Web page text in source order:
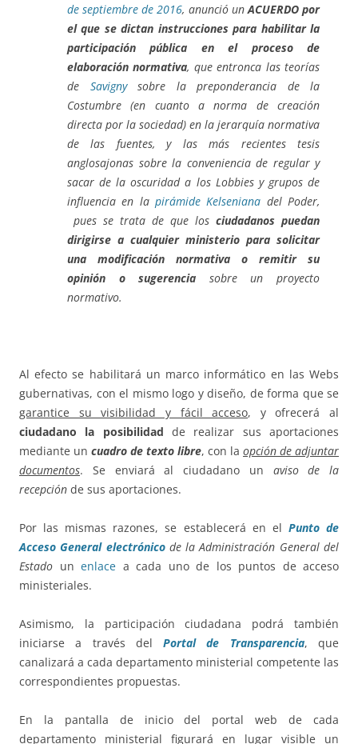
de septiembre de 2016, anunció unACUERDO por
el que se dictan instrucciones para habilitar la
participación pública en el proceso de
elaboración normativa, que entronca las teorías
de Savignysobre la preponderancia de la
Costumbre (en cuanto a norma de creación
directa por la sociedad) en la jerarquía normativa
de las fuentes, y las más recientes tesis
anglosajonas sobre la conveniencia de regular y
sacar de la oscuridad a los Lobbies y grupos de
influencia en la pirámide Kelseniana del Poder,
pues se trata de que los ciudadanos puedan
dirigirse a cualquier ministerio para solicitar
una modificación normativa o remitir su
opinión o sugerencia sobre un proyecto
normativo.
Al efecto se habilitará un marco informático en las Webs
gubernativas, con el mismo logo y diseño, de forma que se
garantice su visibilidad y fácil acceso, y ofrecerá al
ciudadano la posibilidad de realizar sus aportaciones
mediante un cuadro de texto libre, con la opción de adjuntar
documentos. Se enviará al ciudadano un aviso de la
recepción de sus aportaciones.
Por las mismas razones, se establecerá en el Punto de
Acceso General electrónico de la Administración General del
Estado un enlace a cada uno de los puntos de acceso
ministeriales.
Asimismo, la participación ciudadana podrá también
iniciarse a través del
Portal de Transparencia, que
canalizará a cada departamento ministerial competente las
correspondientes propuestas.
En la pantalla de inicio del portal web de cada
departamento ministerial figurará en lugar visible un